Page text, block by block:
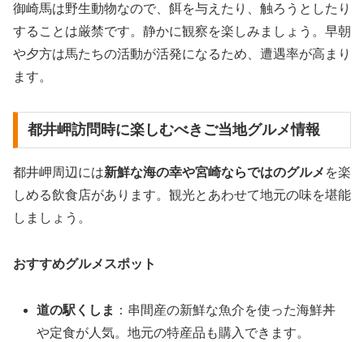
御崎馬は野生動物なので、餌を与えたり、触ろうとしたり
することは厳禁です。静かに観察を楽しみましょう。早朝
や夕方は馬たちの活動が活発になるため、遭遇率が高まり
ます。
都井岬訪問時に楽しむべきご当地グルメ情報
都井岬周辺には新鮮な海の幸や宮崎ならではのグルメ を楽
しめる飲食店があります。観光とあわせて地元の味を堪能
しましょう。
おすすめグルメスポット
道の駅くしま ：串間産の新鮮な魚介を使った海鮮丼
や定食が人気。地元の特産品も購入できます。